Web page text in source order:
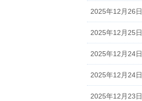
2025年12月26日
2025年12月25日
2025年12月24日
2025年12月24日
2025年12月23日